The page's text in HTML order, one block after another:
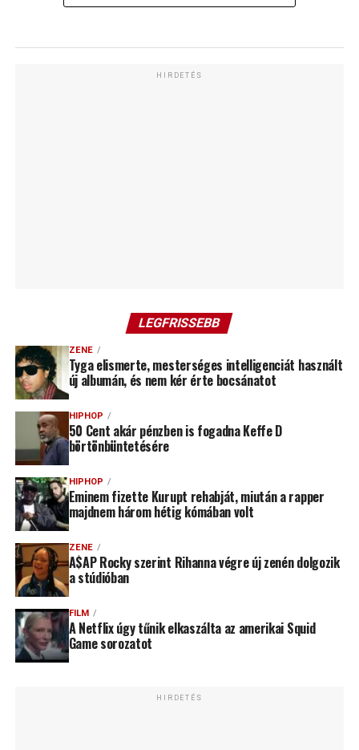
HIRDETÉS
LEGFRISSEBB
ZENE
Tyga elismerte, mesterséges intelligenciát használt
új albumán, és nem kér érte bocsánatot
HIPHOP
50 Cent akár pénzben is fogadna Keffe D
börtönbüntetésére
HIPHOP
Eminem fizette Kurupt rehabját, miután a rapper
majdnem három hétig kómában volt
ZENE
A$AP Rocky szerint Rihanna végre új zenén dolgozik
a stúdióban
FILM
A Netflix úgy tűnik elkaszálta az amerikai Squid
Game sorozatot
HIRDETÉS